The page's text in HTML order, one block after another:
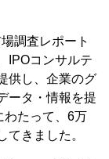
調査レポート
IPOコンサルテ
供し、企業のグ
ータ・情報を提
わたって、6万
きました。